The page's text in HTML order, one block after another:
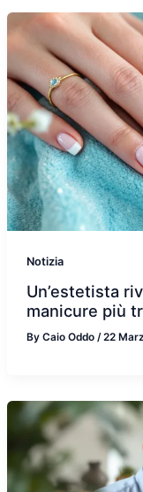
Notizia
Un’estetista
manicure più
By Caio Oddo /22